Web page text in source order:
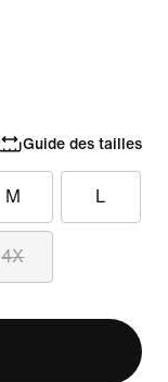
Guide des tailles
M L
4X